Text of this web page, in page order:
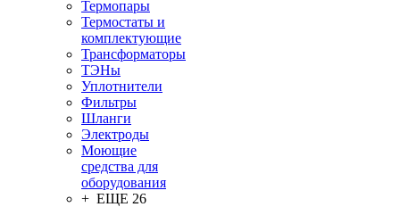
Термопары
Термостаты и
комплектующие
Трансформаторы
ТЭНы
Уплотнители
Фильтры
Шланги
Электроды
Моющие
средства для
оборудования
+ ЕЩЕ 26